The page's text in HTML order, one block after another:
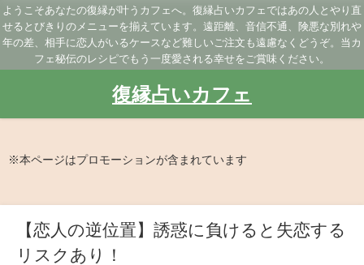
ようこそあなたの復縁が叶うカフェへ。復縁占いカフェではあの人とやり直
せるとびきりのメニューを揃えています。遠距離、音信不通、険悪な別れや
年の差、相手に恋人がいるケースなど難しいご注文も遠慮なくどうぞ。当カ
フェ秘伝のレシピでもう一度愛される幸せをご賞味ください。
復縁占いカフェ
※本ページはプロモーションが含まれています
【恋人の逆位置】誘惑に負けると失恋する
リスクあり！